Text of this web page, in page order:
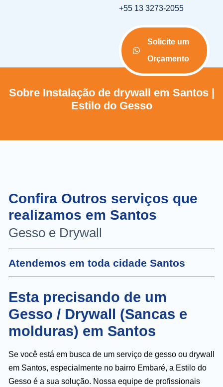
+55 13 3273-2055
Solicite um
Orçamento
Sobre Instalação de drywall em Santos |
Estilo do Gesso
Confira Outros serviços que
realizamos em Santos
Gesso e Drywall
Atendemos em toda cidade Santos
Esta precisando de um
Gesso / Drywall (Sancas e
molduras) em Santos
Se você está em busca de um serviço de gesso ou drywall
em Santos, especialmente no bairro Embaré, a Estilo do
Gesso é a sua solução. Nossa equipe de profissionais